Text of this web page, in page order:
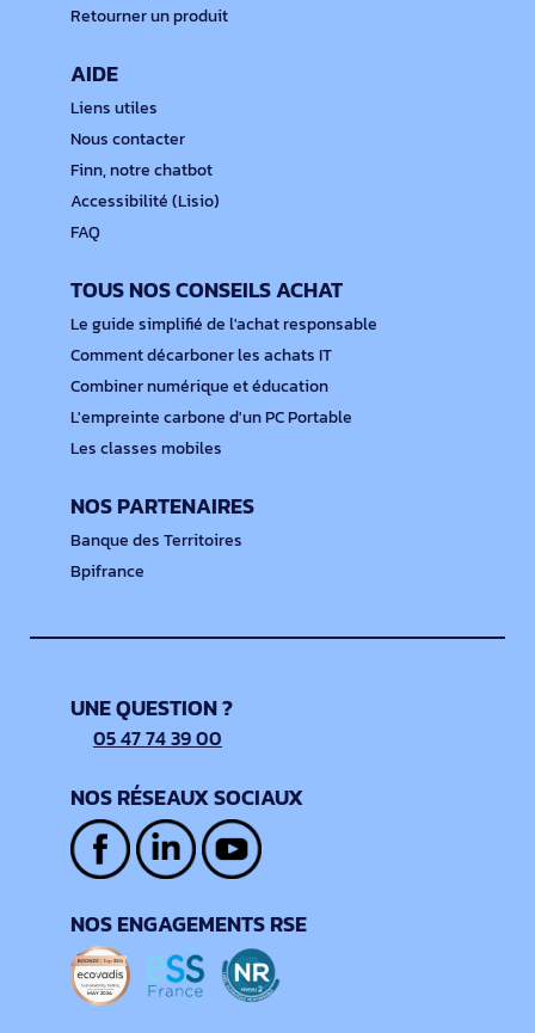
Retourner un produit
AIDE
Liens utiles
Nous contacter
Finn, notre chatbot
Accessibilité (Lisio)
FAQ
TOUS NOS CONSEILS ACHAT
Le guide simplifié de l'achat responsable
Comment décarboner les achats IT
Combiner numérique et éducation
L'empreinte carbone d'un PC Portable
Les classes mobiles
NOS PARTENAIRES
Banque des Territoires
Bpifrance
UNE QUESTION ?
05 47 74 39 00
NOS RÉSEAUX SOCIAUX
NOS ENGAGEMENTS RSE